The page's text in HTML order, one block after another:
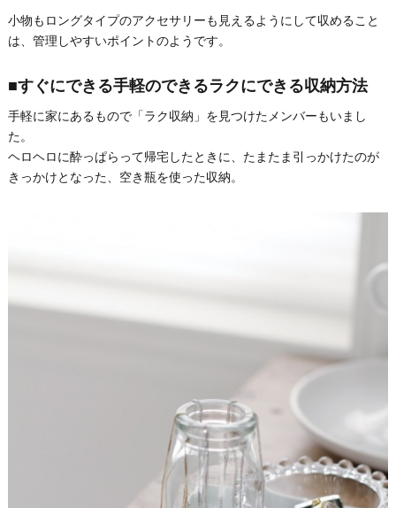
小物もロングタイプのアクセサリーも見えるようにして収めること
は、管理しやすいポイントのようです。
■すぐにできる手軽のできるラクにできる収納方法
手軽に家にあるもので「ラク収納」を見つけたメンバーもいまし
た。
ヘロヘロに酔っぱらって帰宅したときに、たまたま引っかけたのが
きっかけとなった、空き瓶を使った収納。